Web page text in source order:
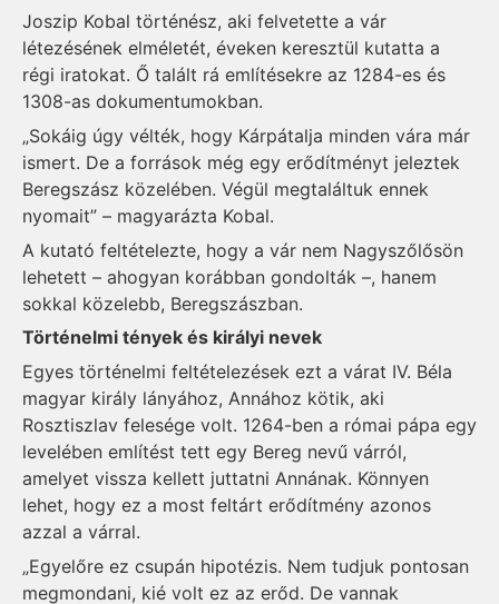
Joszip Kobal történész, aki felvetette a vár
létezésének elméletét, éveken keresztül kutatta a
régi iratokat. Ő talált rá említésekre az 1284-es és
1308-as dokumentumokban.
„Sokáig úgy vélték, hogy Kárpátalja minden vára már
ismert. De a források még egy erődítményt jeleztek
Beregszász közelében. Végül megtaláltuk ennek
nyomait” – magyarázta Kobal.
A kutató feltételezte, hogy a vár nem Nagyszőlősön
lehetett – ahogyan korábban gondolták –, hanem
sokkal közelebb, Beregszászban.
Történelmi tények és királyi nevek
Egyes történelmi feltételezések ezt a várat IV. Béla
magyar király lányához, Annához kötik, aki
Rosztiszlav felesége volt. 1264-ben a római pápa egy
levelében említést tett egy Bereg nevű várról,
amelyet vissza kellett juttatni Annának. Könnyen
lehet, hogy ez a most feltárt erődítmény azonos
azzal a várral.
„Egyelőre ez csupán hipotézis. Nem tudjuk pontosan
megmondani, kié volt ez az erőd. De vannak